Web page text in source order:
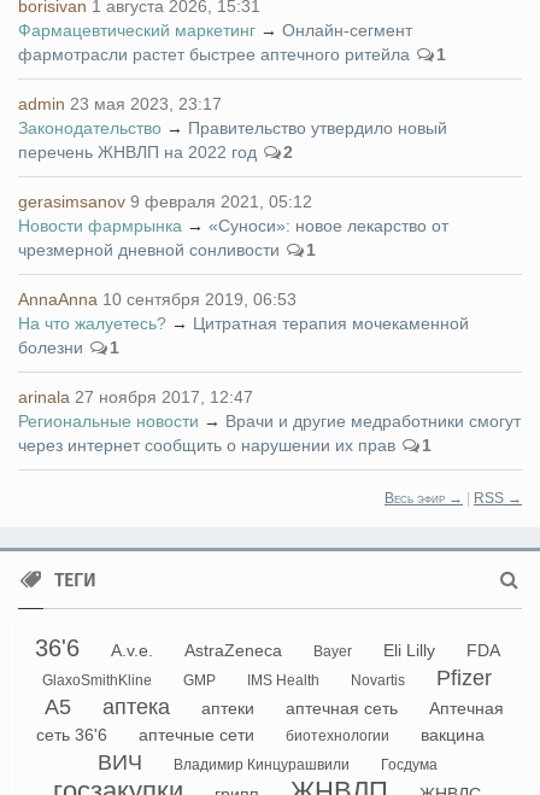
borisivan 1 августа 2026, 15:31
Фармацевтический маркетинг → Онлайн-сегмент
фармотрасли растет быстрее аптечного ритейла
1
admin 23 мая 2023, 23:17
Законодательство → Правительство утвердило новый
перечень ЖНВЛП на 2022 год
2
gerasimsanov 9 февраля 2021, 05:12
Новости фармрынка → «Суноси»: новое лекарство от
чрезмерной дневной сонливости
1
AnnaAnna 10 сентября 2019, 06:53
На что жалуетесь? → Цитратная терапия мочекаменной
болезни
1
arinala 27 ноября 2017, 12:47
Региональные новости → Врачи и другие медработники смогут
через интернет сообщить о нарушении их прав
1
Весь эфир → | RSS →
ТЕГИ
36'6 A.v.e. AstraZeneca Bayer Eli Lilly FDA
GlaxoSmithKline GMP IMS Health Novartis
Pfizer
А5
аптека аптеки аптечная сеть
Аптечная
сеть 36'6
аптечные сети биотехнологии вакцина
ВИЧ Владимир Кинцурашвили Госдума